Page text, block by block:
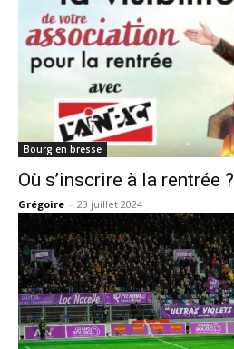
Bourg en bresse
Où s’inscrire à la rentrée ?
Grégoire - 23 juillet 2024